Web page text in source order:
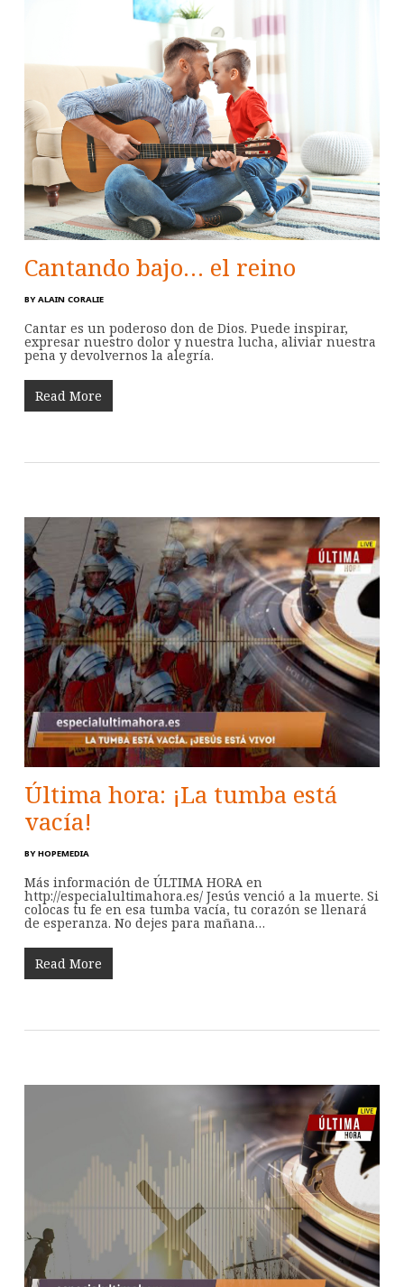
Cantando bajo… el reino
BY ALAIN CORALIE
Cantar es un poderoso don de Dios. Puede inspirar,
expresar nuestro dolor y nuestra lucha, aliviar nuestra
pena y devolvernos la alegría.
Read More
Última hora: ¡La tumba está
vacía!
BY HOPEMEDIA
Más información de ÚLTIMA HORA en
http://especialultimahora.es/ Jesús venció a la muerte. Si
colocas tu fe en esa tumba vacía, tu corazón se llenará
de esperanza. No dejes para mañana…
Read More